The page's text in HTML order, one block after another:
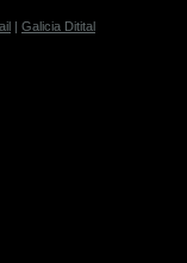
| Galicia Ditital